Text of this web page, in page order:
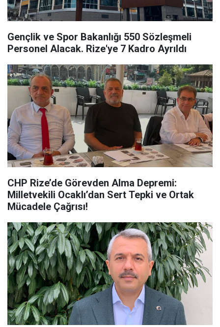
Gençlik ve Spor Bakanlığı 550 Sözleşmeli
Personel Alacak. Rize'ye 7 Kadro Ayrıldı
CHP Rize’de Görevden Alma Depremi:
Milletvekili Ocaklı’dan Sert Tepki ve Ortak
Mücadele Çağrısı!